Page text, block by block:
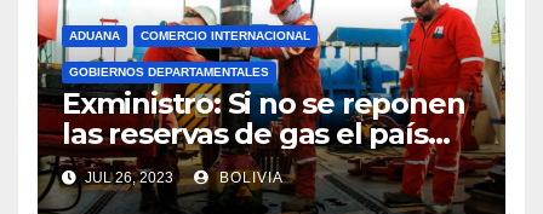
ADUANA COMERCIO INTERNACIONAL
GOBIERNOS DEPARTAMENTALES
Exministro: Si no se reponen
las reservas de gas el país
comenzará a importar con un
millonario presupuesto
JUL 26, 2023 BOLIVIA